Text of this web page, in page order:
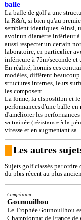
balle
La balle de golf a une
la R&A, si bien qu'au
semblent identiques. Ainsi,
avoir un diamètre inférieur
aussi respecter un certain
laboratoire, en particulier
inférieure à 76m/seconde et
En réalité, hormis ces
modèles, diffèrent
structures internes, leurs
les composent.
La forme, la disposition et le
performances d'une balle
d'améliorer les
sa trainée (résistance à la
vitesse et en augmentant sa
Les autres
Sujets golf classés par ordre
du plus récent au plus ancien
Compétition
Gounouilhou
Le Trophée Gounouilhou
Championnat de France de